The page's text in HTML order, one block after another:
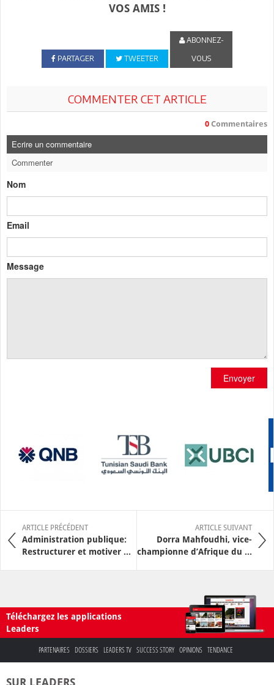
VOS AMIS !
PARTAGER TWEETER
ABONNEZ-
VOUS
COMMENTER CET ARTICLE
0 Commentaires
Ecrire un commentaire
Commenter
Nom
Email
Message
Envoyer
ARTICLE PRÉCÉDENT
Administration publique:
Restructurer et motiver ...
ARTICLE SUIVANT
Dorra Mahfoudhi, vice-
championne d’Afrique du ...
Téléchargez les applications
Leaders
PARTENAIRES DOSSIERS LEADERS TV SUCCESS STORY OPINIONS TENDANCE
SUR LEADERS